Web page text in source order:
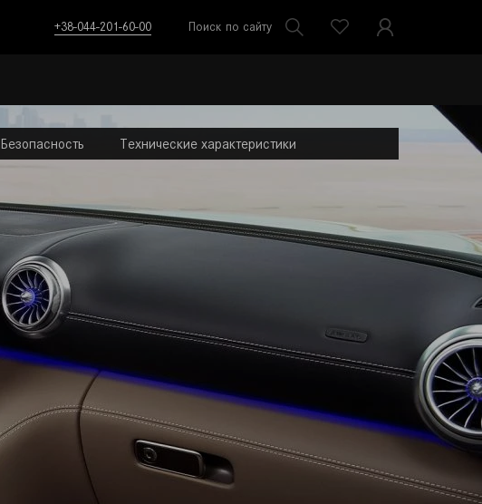
+38-044-201-60-00 Поиск по сайту
Безопасность Технические характеристики